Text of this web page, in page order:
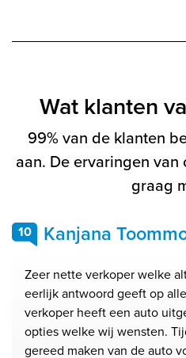
Wat klanten
99% van de klanten
aan. De ervaringen
graag
10 Kanjana
Zeer nette verkoper welke
eerlijk antwoord geeft op
verkoper heeft een auto
opties welke wij wensten.
gereed maken van de auto